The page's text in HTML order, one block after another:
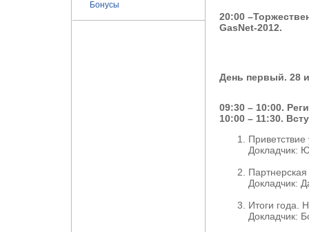
Бонусы
20:00
GasNet-2012.
День первый. 28
09:30 – 10:00.
10:00 – 11:30.
Докладчик:
Докладчик:
Итоги года.
Докладчик: